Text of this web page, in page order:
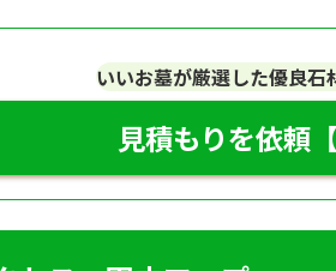
いいお墓が厳選した優良石
見積もりを依頼【